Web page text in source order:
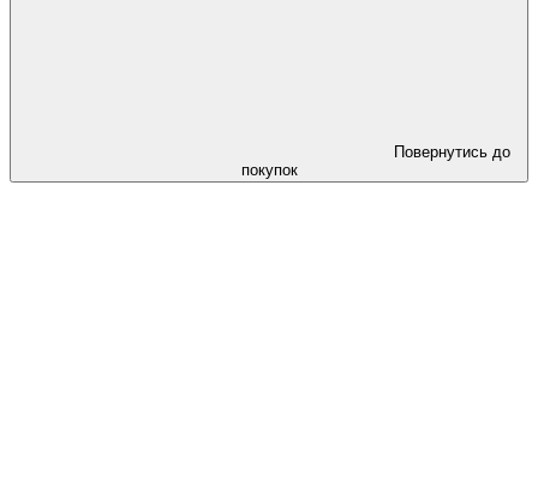
Повернутись до
покупок